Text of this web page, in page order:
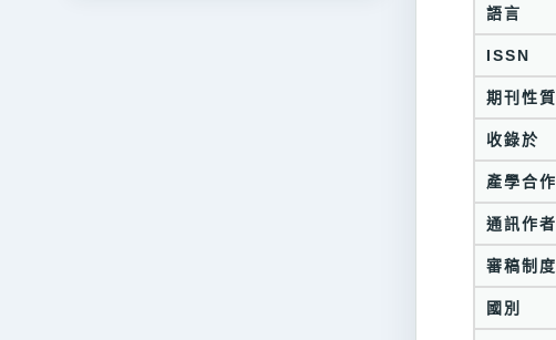
語言
ISSN
期刊性質
收錄於
產學合作
通訊作者
審稿制度
國別